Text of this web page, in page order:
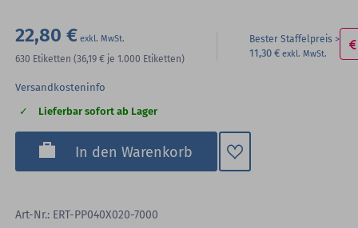
22,80 €
630 Etiketten (36,19 € je 1.000 Etiketten)
Bester Staffelpreis
11,30 €
Versandkosteninfo
Lieferbar sofort ab Lager
In den Warenkorb
Zum
Art-Nr.: ERT-PP040X020-7000